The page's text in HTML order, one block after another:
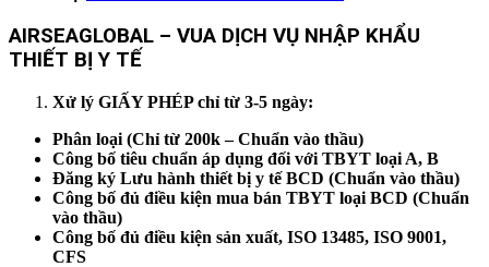
AIRSEAGLOBAL – VUA DỊCH VỤ NHẬP KHẨU
THIẾT BỊ Y TẾ
Xử lý GIẤY PHÉP chỉ từ 3-5 ngày:
Phân loại (Chỉ từ 200k – Chuẩn vào thầu)
Công bố tiêu chuẩn áp dụng đối với TBYT loại A, B
Đăng ký Lưu hành thiết bị y tế BCD (Chuẩn vào thầu)
Công bố đủ điều kiện mua bán TBYT loại BCD (Chuẩn
vào thầu)
Công bố đủ điều kiện sản xuất, ISO 13485, ISO 9001,
CFS